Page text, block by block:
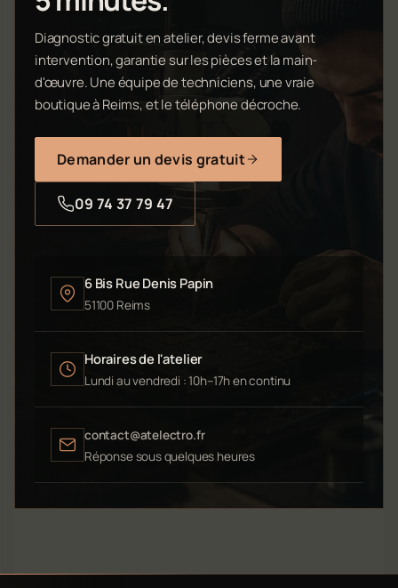
Diagnostic gratuit en atelier, devis ferme avant
intervention, garantie sur les pièces et la main-
d'œuvre. Une équipe de techniciens, une vraie
boutique à Reims, et le téléphone décroche.
Demander un devis gratuit
09 74 37 79 47
6 Bis Rue Denis Papin
51100 Reims
Horaires de l'atelier
Lundi au vendredi : 10h–17h en continu
contact@atelectro.fr
Réponse sous quelques heures